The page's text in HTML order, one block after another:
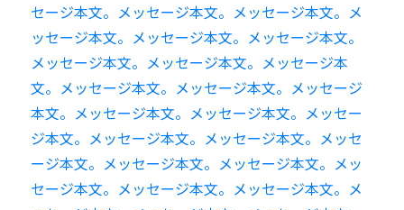
セージ本文。メッセージ本文。メッセージ本文。メ
ッセージ本文。メッセージ本文。メッセージ本文。
メッセージ本文。メッセージ本文。メッセージ本
文。メッセージ本文。メッセージ本文。メッセージ
本文。メッセージ本文。メッセージ本文。メッセー
ジ本文。メッセージ本文。メッセージ本文。メッセ
ージ本文。メッセージ本文。メッセージ本文。メッ
セージ本文。メッセージ本文。メッセージ本文。メ